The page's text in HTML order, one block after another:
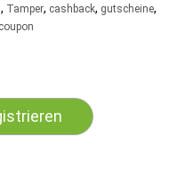
, Tamper, cashback, gutscheine,
coupon